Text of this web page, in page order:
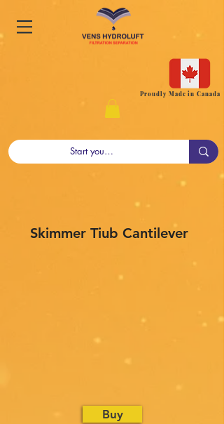
Proudly Made in Canada
Skimmer Tiub Cantilever
Buy